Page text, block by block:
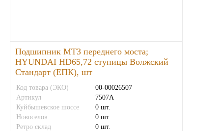
Подшипник МТЗ переднего моста;
HYUNDAI HD65,72 ступицы Волжский
Стандарт (ЕПК), шт
Код товара (ЭКО)
00-00026507
Артикул
7507А
Куйбышевское шоссе
0 шт.
Новоселов
0 шт.
Ретро склад
0 шт.